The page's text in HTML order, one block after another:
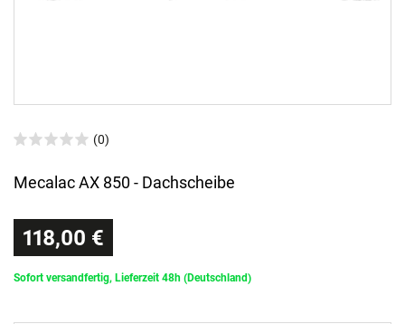
(0)
Mecalac AX 850 - Dachscheibe
118,00 €
Sofort versandfertig, Lieferzeit 48h (Deutschland)